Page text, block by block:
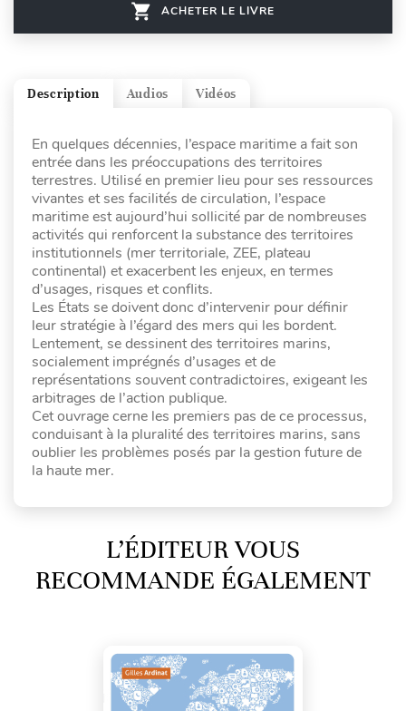
ACHETER LE LIVRE
Vidéos
Audios
Description
En quelques décennies, l’espace maritime a fait son
entrée dans les préoccupations des territoires
terrestres. Utilisé en premier lieu pour ses ressources
vivantes et ses facilités de circulation, l’espace
maritime est aujourd’hui sollicité par de nombreuses
activités qui renforcent la substance des territoires
institutionnels (mer territoriale, ZEE, plateau
continental) et exacerbent les enjeux, en termes
d’usages, risques et conflits.
Les États se doivent donc d’intervenir pour définir
leur stratégie à l’égard des mers qui les bordent.
Lentement, se dessinent des territoires marins,
socialement imprégnés d’usages et de
représentations souvent contradictoires, exigeant les
arbitrages de l’action publique.
Cet ouvrage cerne les premiers pas de ce processus,
conduisant à la pluralité des territoires marins, sans
oublier les problèmes posés par la gestion future de
la haute mer.
L’ÉDITEUR VOUS
RECOMMANDE ÉGALEMENT